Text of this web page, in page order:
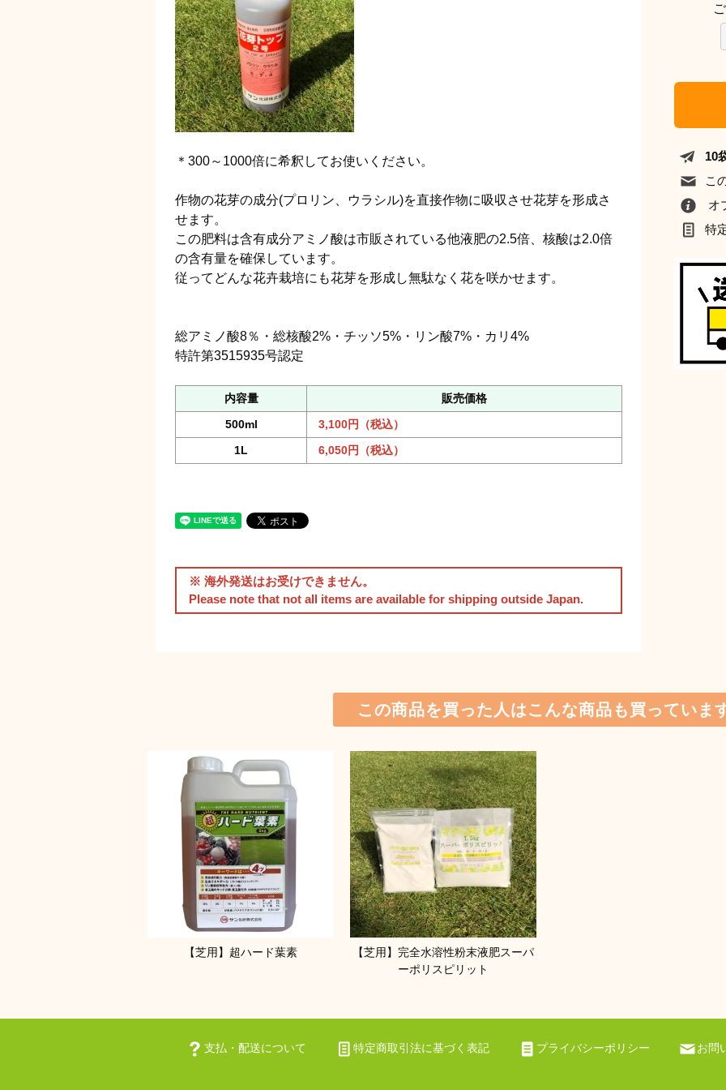
＊300～1000倍に希釈してお使いください。
作物の花芽の成分(プロリン、ウラシル)を直接作物に吸収させ花芽を形成さ
せます。
この肥料は含有成分アミノ酸は市販されている他液肥の2.5倍、核酸は2.0倍
の含有量を確保しています。
従ってどんな花卉栽培にも花芽を形成し無駄なく花を咲かせます。
総アミノ酸8％・総核酸2%・チッソ5%・リン酸7%・カリ4%
特許第3515935号認定
内容量
販売価格
500ml
3,100円（税込）
1L
6,050円（税込）
※ 海外発送はお受けできません。
Please note that not all items are available for shipping outside Japan.
10
こ
オ
特
この商品を買った人はこんな商品も買っていま
【芝用】超ハード葉素
【芝用】完全水溶性粉末液肥スーパ
ーポリスピリット
支払・配送について 特定商取引法に基づく表記 プライバシーポリシー お問